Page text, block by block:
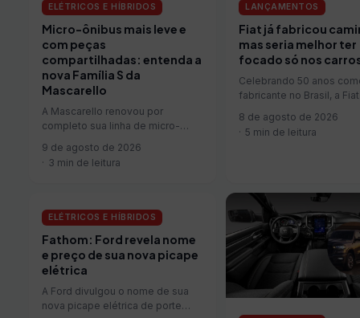
ELÉTRICOS E HÍBRIDOS
Micro-ônibus mais leve e
com peças
compartilhadas: entenda a
nova Família S da
Mascarello
A Mascarello renovou por
completo sua linha de micro-
paranaense apresentou a Família
S, formada pelos…
9 de agosto de 2026
3 min de leitura
LANÇAMENTOS
Fiat já fabricou
mas seria melhor ter
focado só nos
Celebrando 50 anos
fabricante no Brasil, a Fiat
construídas por seus
Mas por…
8 de agosto de 2026
5 min de leitura
ELÉTRICOS E HÍBRIDOS
Fathom: Ford revela nome
e preço de sua nova picape
elétrica
A Ford divulgou o nome de sua
nova picape elétrica de porte